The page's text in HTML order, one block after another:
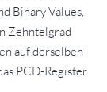
Binary Values,
Zehntelgrad
auf derselben
PCD-Register